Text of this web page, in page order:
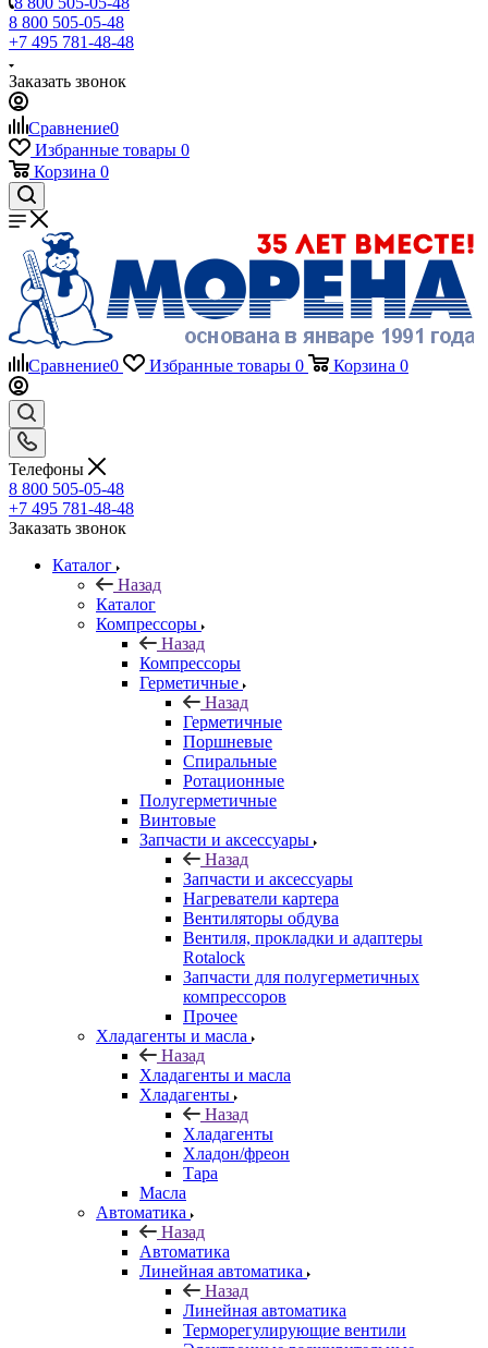
8 800 505-05-48
+7 495 781-48-48
Заказать звонок
Сравнение0
Избранные товары 0
Корзина 0
Сравнение0 Избранные товары 0 Корзина 0
Телефоны
8 800 505-05-48
+7 495 781-48-48
Заказать звонок
Каталог
Назад
Каталог
Компрессоры
Назад
Компрессоры
Герметичные
Назад
Герметичные
Поршневые
Спиральные
Ротационные
Полугерметичные
Винтовые
Запчасти и аксессуары
Назад
Запчасти и аксессуары
Нагреватели картера
Вентиляторы обдува
Вентиля, прокладки и адаптеры
Rotalock
Запчасти для полугерметичных
компрессоров
Прочее
Хладагенты и масла
Назад
Хладагенты и масла
Хладагенты
Назад
Хладагенты
Хладон/фреон
Тара
Масла
Автоматика
Назад
Автоматика
Линейная автоматика
Назад
Линейная автоматика
Терморегулирующие вентили